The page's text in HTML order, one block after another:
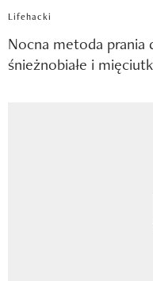
Lifehacki
Nocna metoda prania
śnieżnobiałe i